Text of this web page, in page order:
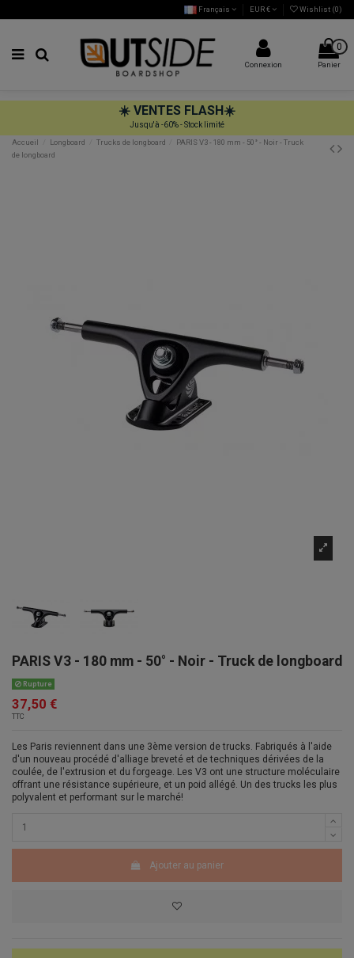
Français EUR € Wishlist (0)
Connexion
0
Panier
☀️ VENTES FLASH☀️
Jusqu'à -60% - Stock limité
Accueil
Longboard Trucks de longboard
PARIS V3 - 180 mm - 50° - Noir - Truck
de longboard
PARIS V3 - 180 mm - 50° - Noir - Truck de longboard
Rupture
37,50 €
TTC
Les Paris reviennent dans une 3ème version de trucks. Fabriqués à l'aide
d'un nouveau procédé d'alliage breveté et de techniques dérivées de la
coulée, de l'extrusion et du forgeage. Les V3 ont une structure moléculaire
offrant une résistance supérieure, et un poid allégé. Un des trucks les plus
polyvalent et performant sur le marché!
Ajouter au panier